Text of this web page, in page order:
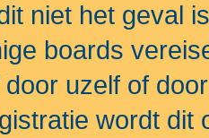
niet het geval
boards
uzelf of
wordt dit